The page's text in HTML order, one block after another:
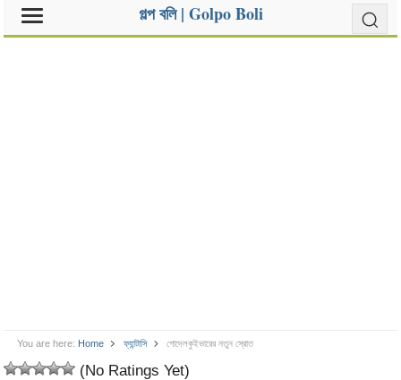
গল্প বলি | Golpo Boli
You are here: Home ফ্যান্টাসি গোদেলকুইভারের নতুন স্রোত
(No Ratings Yet)